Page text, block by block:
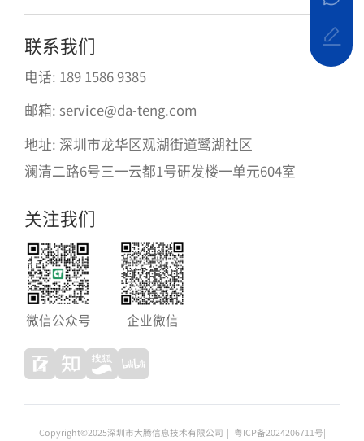
联系我们
电话: 189 1586 9385
邮箱: service@da-teng.com
地址: 深圳市龙华区观湖街道鹭湖社区
澜清二路6号三一云都1号研发楼一单元604室
关注我们
微信公众号 企业微信
Copyright©2025深圳市大腾信息技术有限公司 | 粤ICP备2024206711号|